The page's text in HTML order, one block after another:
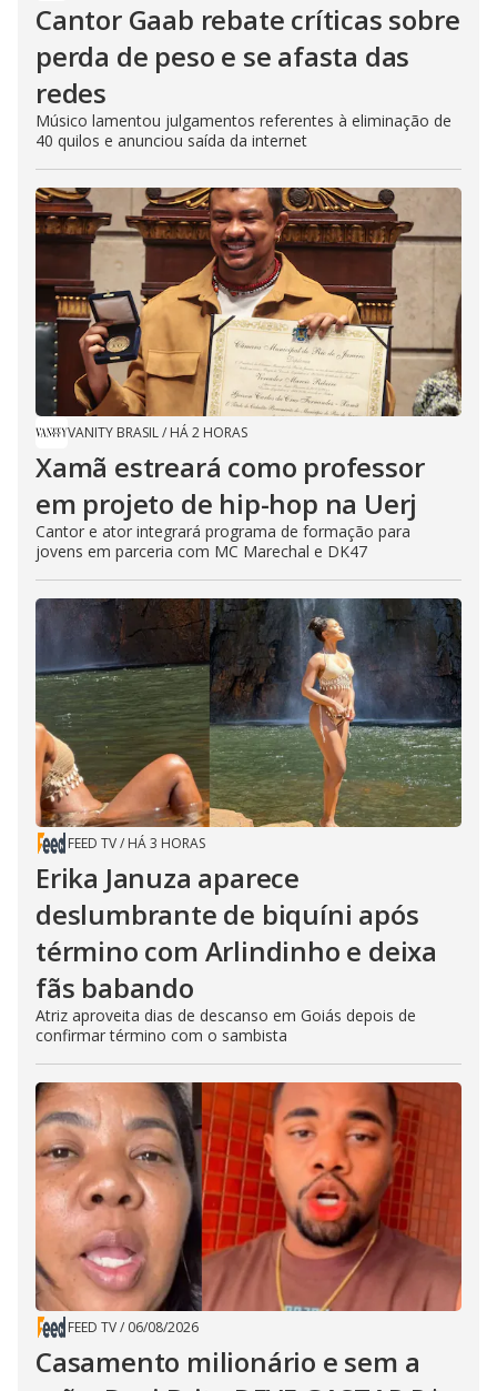
Cantor Gaab rebate críticas sobre
perda de peso e se afasta das
redes
Músico lamentou julgamentos referentes à eliminação de
40 quilos e anunciou saída da internet
VANITY BRASIL/ HÁ 2 HORAS
Xamã estreará como professor
em projeto de hip-hop na Uerj
Cantor e ator integrará programa de formação para
jovens em parceria com MC Marechal e DK47
FEED TV/ HÁ 3 HORAS
Erika Januza aparece
deslumbrante de biquíni após
término com Arlindinho e deixa
fãs babando
Atriz aproveita dias de descanso em Goiás depois de
confirmar término com o sambista
FEED TV/ 06/08/2026
Casamento milionário e sem a